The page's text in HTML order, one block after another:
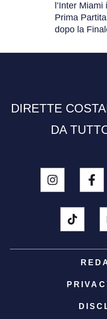
l’Inter
Prima
dopo la
DIRETTE
DA